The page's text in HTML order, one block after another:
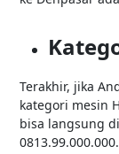
Terakhir, jika
kategori mesin
bisa langsung
0813.99.000.000.